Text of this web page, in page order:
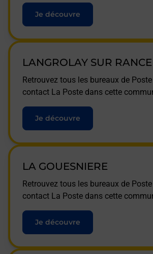
Je découvre
LANGROLAY SUR RANCE
Retrouvez tous les bureaux de
contact La Poste dans cette
Je découvre
LA GOUESNIERE
Retrouvez tous les bureaux de
contact La Poste dans cette
Je découvre